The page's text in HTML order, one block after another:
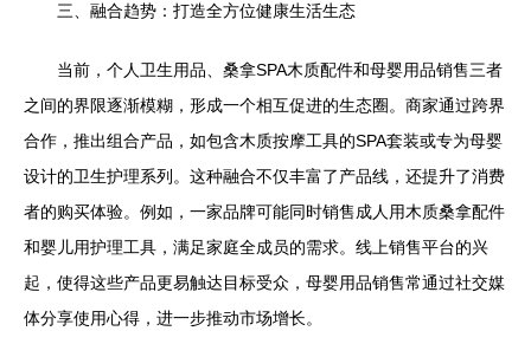
三、融合趋势：打造全方位健康生活生态
当前，个人卫生用品、桑拿SPA木质配件和母婴用品销售三者
之间的界限逐渐模糊，形成一个相互促进的生态圈。商家通过跨界
合作，推出组合产品，如包含木质按摩工具的SPA套装或专为母婴
设计的卫生护理系列。这种融合不仅丰富了产品线，还提升了消费
者的购买体验。例如，一家品牌可能同时销售成人用木质桑拿配件
和婴儿用护理工具，满足家庭全成员的需求。线上销售平台的兴
起，使得这些产品更易触达目标受众，母婴用品销售常通过社交媒
体分享使用心得，进一步推动市场增长。